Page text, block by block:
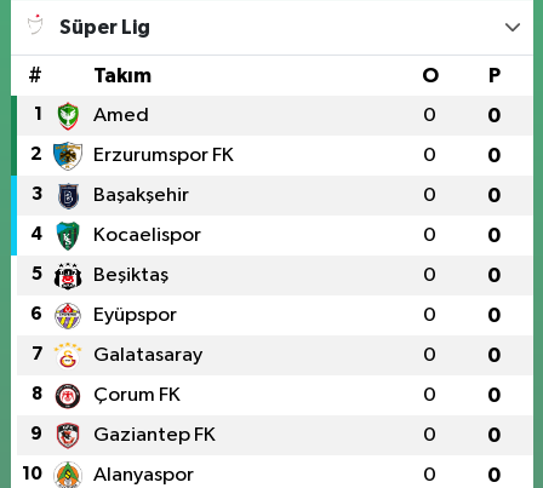
Süper Lig
# Takım O P
1 Amed 0 0
2 Erzurumspor FK 0 0
3 Başakşehir 0 0
4 Kocaelispor 0 0
5 Beşiktaş 0 0
6 Eyüpspor 0 0
7 Galatasaray 0 0
8 Çorum FK 0 0
9 Gaziantep FK 0 0
10 Alanyaspor 0 0